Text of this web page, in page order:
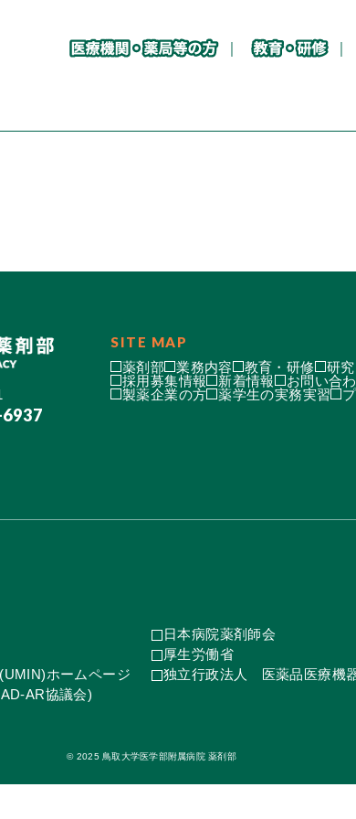
SITE MAP
薬剤部 業務内容 教育・研修 研
採用募集情報
新着情報 お問い合
製薬企業の方
薬学生の実務実習
日本病院薬剤師会
厚生労働省
ホームページ
独立行政法人 医薬品医療機
AR協議会)
© 2025 鳥取大学医学部附属病院 薬剤部